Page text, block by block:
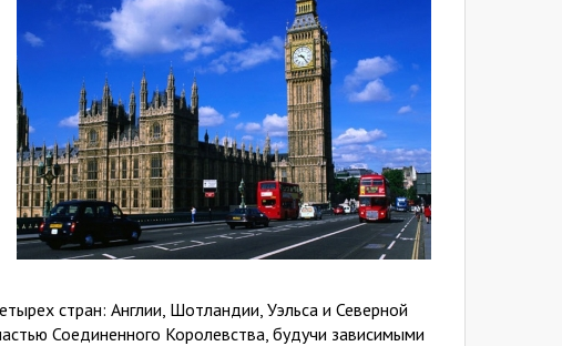
стран: Англии, Шотландии, Уэльса и Северной
Соединенного Королевства, будучи зависимыми